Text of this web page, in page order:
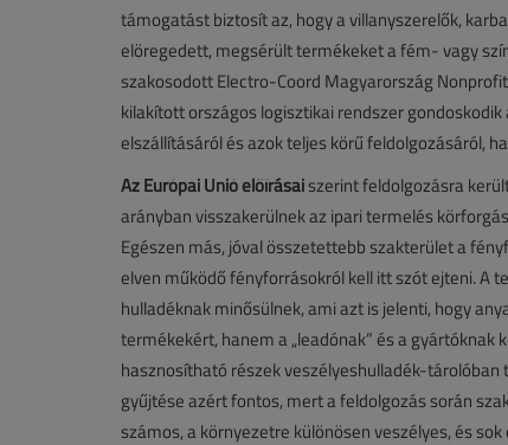
támogatást biztosít az, hogy a villanyszerelők,
elöregedett, megsérült termékeket a fém- vagy
szakosodott Electro-Coord Magyarország
kilakított országos logisztikai rendszer
elszállításáról és azok teljes körű feldolgozásáról,
Az Európai Unió előírásaiszerint feldolgozásra
arányban visszakerülnek az ipari termelés
Egészen más, jóval összetettebb szakterület a
elven működő fényforrásokról kell itt szót ejteni. A
hulladéknak minősülnek, ami azt is jelenti, hogy
termékekért, hanem a „leadónak” és a
hasznosítható részek veszélyeshulladék-
gyűjtése azért fontos, mert a feldolgozás során
számos, a környezetre különösen veszélyes, és